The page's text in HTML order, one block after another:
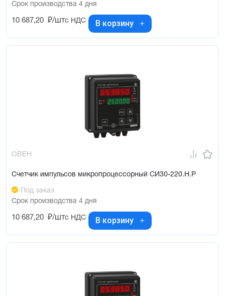
Срок производства 4 дня
10 687,20 ₽/штс НДС В корзину
ОВЕН
Счетчик импульсов микропроцессорный СИ30-220.Н.Р
Под заказ
Срок производства 4 дня
10 687,20 ₽/штс НДС В корзину